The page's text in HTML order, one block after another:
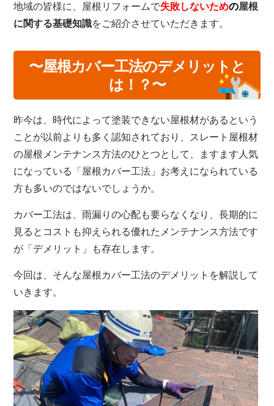
地域の皆様に、屋根リフォームで失敗しないための屋根
に関する基礎知識をご紹介させていただきます。
〜屋根カバー工法のデメリットと
は！？〜
昨今は、時代によって塗装できない屋根材があるという
ことが以前よりも多く認知されており、スレート屋根材
の屋根メンテナンス方法のひとつとして、ますます人気
になっている「屋根カバー工法」お考えになられている
方も多いのではないでしょうか。
カバー工法は、雨漏りの心配も要らなくなり、長期的に
見るとコストも抑えられる優れたメンテナンス方法です
が「デメリット」も存在します。
今回は、そんな屋根カバー工法のデメリットを解説して
いきます。